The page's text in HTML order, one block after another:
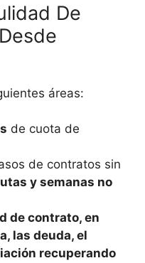
De
áreas:
de cuota de
de contratos sin
y semanas no
de contrato, en
las deuda, el
recuperando